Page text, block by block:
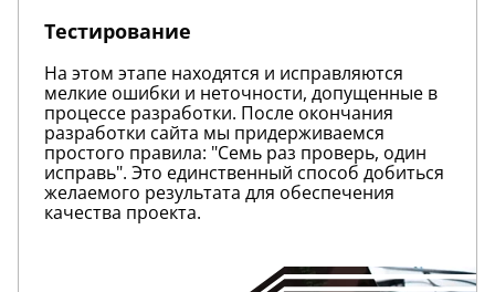
Тестирование
На этом этапе находятся и исправляются
мелкие ошибки и неточности, допущенные в
процессе разработки. После окончания
разработки сайта мы придерживаемся
простого правила: "Семь раз проверь, один
исправь". Это единственный способ добиться
желаемого результата для обеспечения
качества проекта.